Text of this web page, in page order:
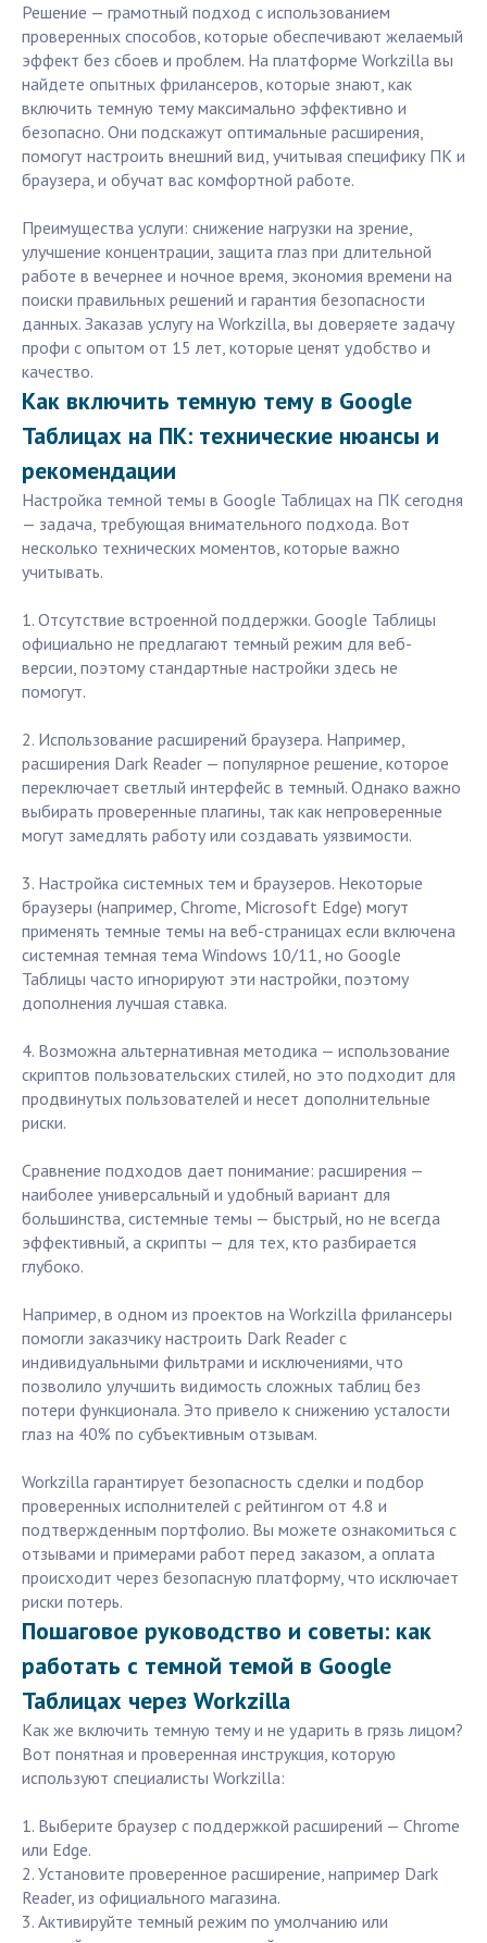
Решение — грамотный подход с использованием
проверенных способов, которые обеспечивают желаемый
эффект без сбоев и проблем. На платформе Workzilla вы
найдете опытных фрилансеров, которые знают, как
включить темную тему максимально эффективно и
безопасно. Они подскажут оптимальные расширения,
помогут настроить внешний вид, учитывая специфику ПК и
браузера, и обучат вас комфортной работе.
Преимущества услуги: снижение нагрузки на зрение,
улучшение концентрации, защита глаз при длительной
работе в вечернее и ночное время, экономия времени на
поиски правильных решений и гарантия безопасности
данных. Заказав услугу на Workzilla, вы доверяете задачу
профи с опытом от 15 лет, которые ценят удобство и
качество.
Как включить темную тему в Google
Таблицах на ПК: технические нюансы и
рекомендации
Настройка темной темы в Google Таблицах на ПК сегодня
— задача, требующая внимательного подхода. Вот
несколько технических моментов, которые важно
учитывать.
1. Отсутствие встроенной поддержки. Google Таблицы
официально не предлагают темный режим для веб-
версии, поэтому стандартные настройки здесь не
помогут.
2. Использование расширений браузера. Например,
расширения Dark Reader — популярное решение, которое
переключает светлый интерфейс в темный. Однако важно
выбирать проверенные плагины, так как непроверенные
могут замедлять работу или создавать уязвимости.
3. Настройка системных тем и браузеров. Некоторые
браузеры (например, Chrome, Microsoft Edge) могут
применять темные темы на веб-страницах если включена
системная темная тема Windows 10/11, но Google
Таблицы часто игнорируют эти настройки, поэтому
дополнения лучшая ставка.
4. Возможна альтернативная методика — использование
скриптов пользовательских стилей, но это подходит для
продвинутых пользователей и несет дополнительные
риски.
Сравнение подходов дает понимание: расширения —
наиболее универсальный и удобный вариант для
большинства, системные темы — быстрый, но не всегда
эффективный, а скрипты — для тех, кто разбирается
глубоко.
Например, в одном из проектов на Workzilla фрилансеры
помогли заказчику настроить Dark Reader с
индивидуальными фильтрами и исключениями, что
позволило улучшить видимость сложных таблиц без
потери функционала. Это привело к снижению усталости
глаз на 40% по субъективным отзывам.
Workzilla гарантирует безопасность сделки и подбор
проверенных исполнителей с рейтингом от 4.8 и
подтвержденным портфолио. Вы можете ознакомиться с
отзывами и примерами работ перед заказом, а оплата
происходит через безопасную платформу, что исключает
риски потерь.
Пошаговое руководство и советы: как
работать с темной темой в Google
Таблицах через Workzilla
Как же включить темную тему и не ударить в грязь лицом?
Вот понятная и проверенная инструкция, которую
используют специалисты Workzilla:
1. Выберите браузер с поддержкой расширений — Chrome
или Edge.
2. Установите проверенное расширение, например Dark
Reader, из официального магазина.
3. Активируйте темный режим по умолчанию или